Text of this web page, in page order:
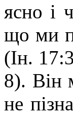
ясно і
що ми
(Ін.
8). Він
не